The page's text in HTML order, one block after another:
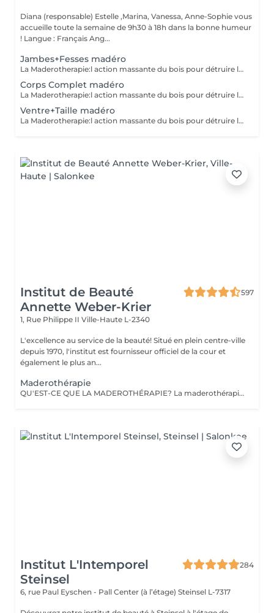
Diana (responsable) Estelle ,Marina, Vanessa, Anne-Sophie vous
accueille toute la semaine de 9h30 à 18h dans la bonne humeur
! Langue : Français Ang...
Jambes+Fesses madéro
La Maderotherapie:l action massante du bois pour détruire la cellulite. *Active la circulation sanguine et lymphatique *Réduit les tensions musculaires. *Raffermie et tonifie la peau.
Corps Complet madéro
La Maderotherapie:l action massante du bois pour détruire la cellulite. *Active la circulation sanguine et lymphatique *Réduit les tensions musculaires. *Raffermie et tonifie la peau.
Ventre+Taille madéro
La Maderotherapie:l action massante du bois pour détruire la cellulite. *Active la circulation sanguine et lymphatique *Réduit les tensions musculaires. *Raffermie et tonifie la peau.
Institut de Beauté
Annette Weber-Krier
597
1, Rue Philippe II Ville-Haute L-2340
L'excellence au service de la beauté! Situé en plein centre-ville
depuis 1970, l'institut est fournisseur officiel de la cour et
également le plus an...
Maderothérapie
QU'EST-CE QUE LA MADEROTHÉRAPIE? La maderothérapie c'est une technique de massage issue de la médecine orientale et qui consiste en l'application d'un massage corporel ou facial avec des instruments en bois, ce qui permet un remodelage complet. Les différentes formes et tailles de ces instruments permettent d'appliquer le massage avec plus ou moins d'intensité, en plus de l'adapter aux différentes parties du corps. De nos jours, ce type de massage peut être appliqué sur pratiquement tout le corps : jambes, abdomen, taille, flancs, dos et bras, ainsi que sur le visage et une partie du cou (double menton). Un des grands avantages de ce traitement c'est qu'il est totalement naturel puisqu'il est réalisé avec des instruments en bois et qu'il est non-invasif. Objectifs: Réduire la graisse et la cellulite. Activer la circulation sanguine et lymphatique. Réduire le contour et modeler la silhouette. Drainer et tonifier la peau. Créer également un effet relaxant sur la musculature. Fournir une hydratation supplémentaire à la peau. Stimuler l'équilibre énergétique. LA MADEROTHÉRAPIE FACIALE c'est un complément parfait des traitements de rajeunissement, qui : a des effets raffermissants et tonifiants, active la circulation sanguine et lymphatique du visage, contribuant ainsi à améliorer l'apparence de la peau, active la production de collagène et d'élastine, agit également sur les muscles du visage, apportant de la tonicité .
Institut L'Intemporel
Steinsel
284
6, rue Paul Eyschen - Pall Center (à l’étage) Steinsel L-7317